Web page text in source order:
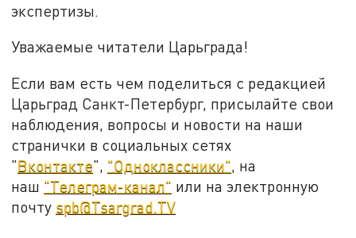
экспертизы.
Уважаемые читатели Царьграда!
Если вам есть чем поделиться с редакцией
Царьград Санкт-Петербург, присылайте свои
наблюдения, вопросы и новости на наши
странички в социальных сетях
"Вконтакте", "Одноклассники", на
наш "Телеграм-канал" или на электронную
почту spb@Tsargrad.TV